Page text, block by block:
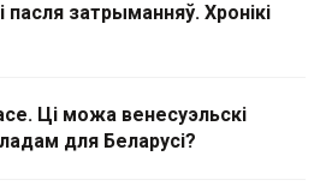
пасля затрыманняў. Хронікі
Ці можа венесуэльскі
для Беларусі?